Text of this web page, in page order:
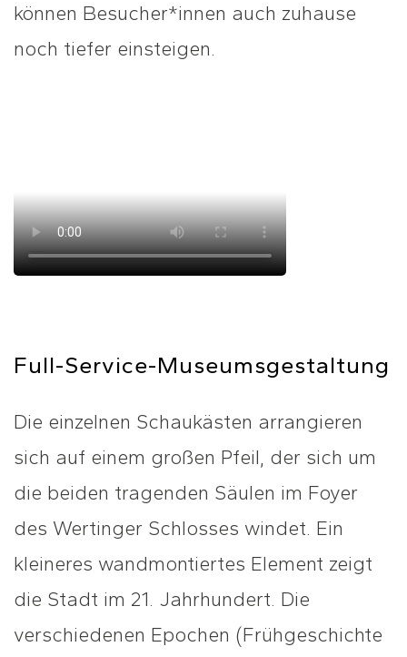
können Besucher*innen auch zuhause
noch tiefer einsteigen.
Full-Service-Museumsgestaltung
Die einzelnen Schaukästen arrangieren
sich auf einem großen Pfeil, der sich um
die beiden tragenden Säulen im Foyer
des Wertinger Schlosses windet. Ein
kleineres wandmontiertes Element zeigt
die Stadt im 21. Jahrhundert. Die
verschiedenen Epochen (Frühgeschichte